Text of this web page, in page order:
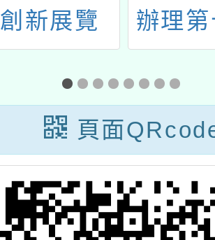
新展覽
會」
辦理
誠盃
頁面